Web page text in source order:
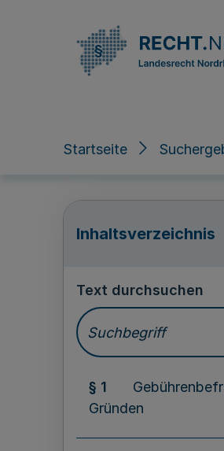
Startseite
Inhaltsverzeichnis
Text durchsuchen
§ 1
Gründen